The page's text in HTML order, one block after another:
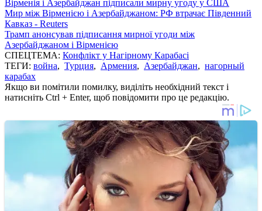
Вірменія і Азербайджан підписали мирну угоду у США
Мир між Вірменією і Азербайджаном: РФ втрачає Південний
Кавказ - Reuters
Трамп анонсував підписання мирної угоди між
Азербайджаном і Вірменією
СПЕЦТЕМА: Конфлікт у Нагірному Карабасі
ТЕГИ: война, Турция, Армения, Азербайджан, нагорный
карабах
Якщо ви помітили помилку, виділіть необхідний текст і
натисніть Ctrl + Enter, щоб повідомити про це редакцію.